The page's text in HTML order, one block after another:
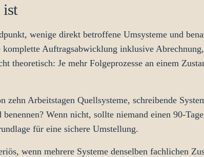
ist
wenige direkt betroffene Umsysteme und
Auftragsabwicklung inklusive
Je mehr Folgeprozesse an einem
Arbeitstagen Quellsysteme, schreibende
Wenn nicht, sollte niemand einen 90-
für eine sichere Umstellung.
wenn mehrere Systeme denselben fachlichen